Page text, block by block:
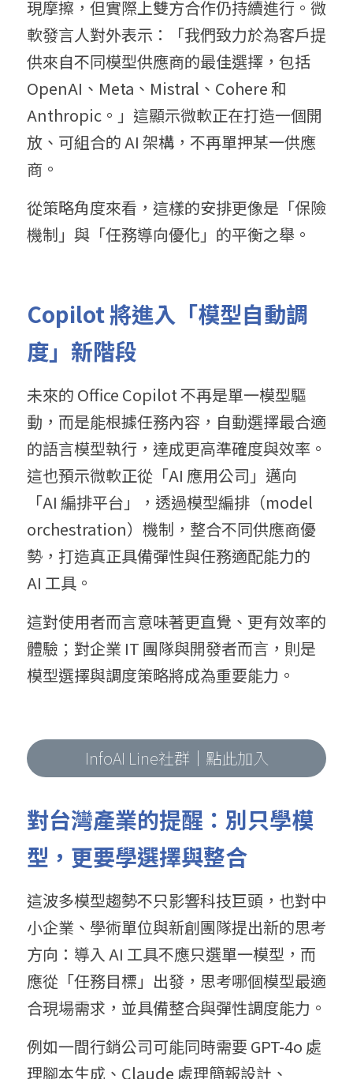
現摩擦，但實際上雙方合作仍持續進行。微
軟發言人對外表示：「我們致力於為客戶提
供來自不同模型供應商的最佳選擇，包括
OpenAI、Meta、Mistral、Cohere 和
Anthropic。」這顯示微軟正在打造一個開
放、可組合的 AI 架構，不再單押某一供應
商。
從策略角度來看，這樣的安排更像是「保險
機制」與「任務導向優化」的平衡之舉。
Copilot 將進入「模型自動調
度」新階段
未來的 Office Copilot 不再是單一模型驅
動，而是能根據任務內容，自動選擇最合適
的語言模型執行，達成更高準確度與效率。
這也預示微軟正從「AI 應用公司」邁向
「AI 編排平台」，透過模型編排（model
orchestration）機制，整合不同供應商優
勢，打造真正具備彈性與任務適配能力的
AI 工具。
這對使用者而言意味著更直覺、更有效率的
體驗；對企業 IT 團隊與開發者而言，則是
模型選擇與調度策略將成為重要能力。
InfoAI Line社群｜點此加入
對台灣產業的提醒：別只學模
型，更要學選擇與整合
這波多模型趨勢不只影響科技巨頭，也對中
小企業、學術單位與新創團隊提出新的思考
方向：導入 AI 工具不應只選單一模型，而
應從「任務目標」出發，思考哪個模型最適
合現場需求，並具備整合與彈性調度能力。
例如一間行銷公司可能同時需要 GPT-4o 處
理腳本生成、Claude 處理簡報設計、